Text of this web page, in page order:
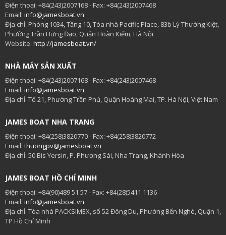
Điện thoại: +84(243)2007168 - Fax: +84(243)2007468
Email: info@jamesboat.vn
Địa chỉ: Phòng 1034, Tầng 10, Tòa nhà Pacific Place, 83b Lý Thường Kiệt,
Phường Trần Hưng Đạo, Quận Hoàn Kiếm, Hà Nội
Website: http://jamesboat.vn/
NHÀ MÁY SẢN XUẤT
Điện thoại: +84(243)2007168 - Fax: +84(243)2007468
Email: info@jamesboat.vn
Địa chỉ: Tổ 21, Phường Trần Phú, Quận Hoàng Mai, TP. Hà Nội, Việt Nam
JAMES BOAT NHA TRANG
Điện thoại: +84(258)3820770 - Fax: +84(258)3820772
Email: thuongpv@jamesboat.vn
Địa chỉ: 50 Bis Yersin, P. Phương Sài, Nha Trang, Khánh Hòa
JAMES BOAT HỒ CHÍ MINH
Điện thoại: +84(90)489 51 57 - Fax: +84(28)5411 1136
Email: info@jamesboat.vn
Địa chỉ: Tòa nhà PACKSIMEX, số 52 Đông Du, Phường Bến Nghé, Quận 1,
TP Hồ Chí Minh